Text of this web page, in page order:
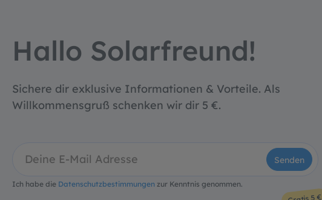
Hallo Solarfreund!
Sichere dir exklusive Informationen & Vorteile. Als
Willkommensgruß schenken wir dir 5 €.
Senden
Ich habe die Datenschutzbestimmungen zur Kenntnis genommen.